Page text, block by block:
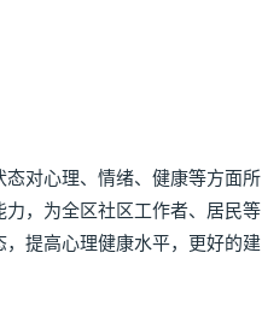
对心理、情绪、健康等方面所
，为全区社区工作者、居民等
提高心理健康水平，更好的建